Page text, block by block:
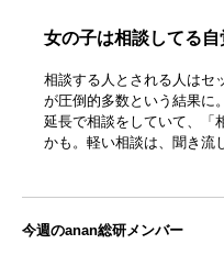
女の子は相談してる
相談する人とされる人はセ
が圧倒的多数という結果に
延長で相談をしていて、「
かも。軽い相談は、聞き流
今週のanan総研メンバー